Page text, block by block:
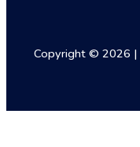
Copyright © 2026 |